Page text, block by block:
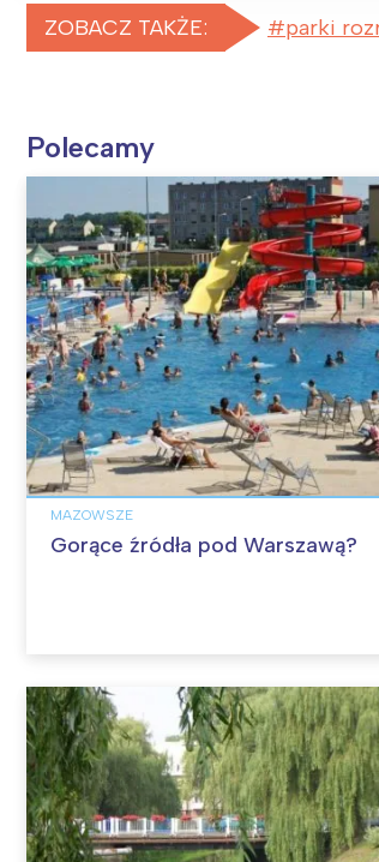
ZOBACZ TAKŻE: parki
Polecamy
MAZOWSZE
Gorące źródła pod Warszawą?